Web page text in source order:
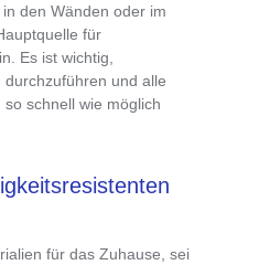
den Wänden oder im
für
. Es ist wichtig,
und alle
schnell wie möglich
für das Zuhause, sei